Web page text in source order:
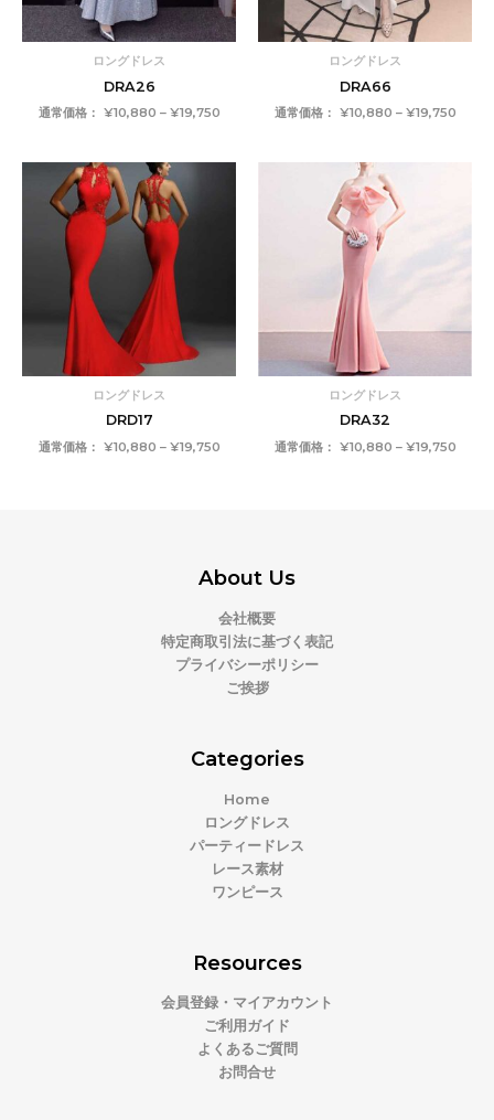
ロングドレス
DRA26
通常価格： ¥10,880 – ¥19,750
ロングドレス
DRA66
通常価格： ¥10,880 – ¥19,750
ロングドレス
DRD17
通常価格： ¥10,880 – ¥19,750
ロングドレス
DRA32
通常価格： ¥10,880 – ¥19,750
About Us
会社概要
特定商取引法に基づく表記
プライバシーポリシー
ご挨拶
Categories
Home
ロングドレス
パーティードレス
レース素材
ワンピース
Resources
会員登録・マイアカウント
ご利用ガイド
よくあるご質問
お問合せ